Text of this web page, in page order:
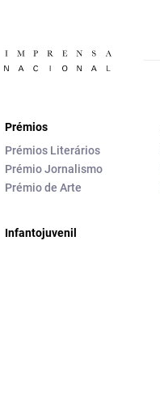
Prémios
Prémios Literários
Prémio Jornalismo
Prémio de Arte
Infantojuvenil